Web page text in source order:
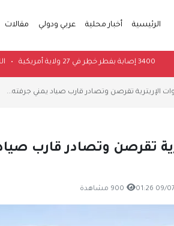
الرئيسية أخبار محلية عربي ودولي مقالات
3400 إصابة بفطر خطِر في 27 ولاية أمريكية
الإريترية تقرصن وتصادر قارب صياد يمني جرفته...
تقرصن وتصادر قارب
09/07/ 900 مشاهدة